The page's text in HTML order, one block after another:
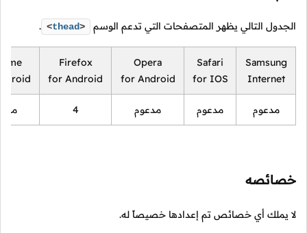
الجدول التالي يظهر المتصفحات التي تدعم الوسم <thead>
.
Firefox
for Android
Opera
for Android
Safari
for IOS
Samsung
Internet
4 مدعوم مدعوم مدعوم
خصائصه
لا يملك أي خصائص تم إعدادها خصيصاً له.